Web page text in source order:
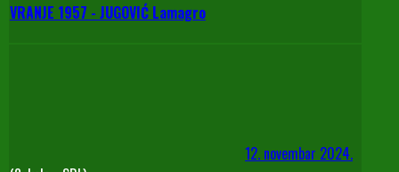
VRANJE 1957 - JUGOVIĆ Lamagro
12. novembar 2024.